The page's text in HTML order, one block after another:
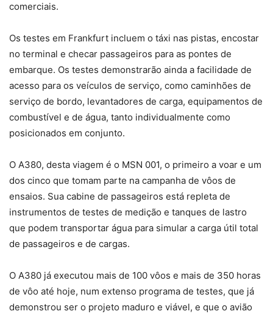
comerciais.
Os testes em Frankfurt incluem o táxi nas pistas, encostar
no terminal e checar passageiros para as pontes de
embarque. Os testes demonstrarão ainda a facilidade de
acesso para os veículos de serviço, como caminhões de
serviço de bordo, levantadores de carga, equipamentos de
combustível e de água, tanto individualmente como
posicionados em conjunto.
O A380, desta viagem é o MSN 001, o primeiro a voar e um
dos cinco que tomam parte na campanha de vôos de
ensaios. Sua cabine de passageiros está repleta de
instrumentos de testes de medição e tanques de lastro
que podem transportar água para simular a carga útil total
de passageiros e de cargas.
O A380 já executou mais de 100 vôos e mais de 350 horas
de vôo até hoje, num extenso programa de testes, que já
demonstrou ser o projeto maduro e viável, e que o avião